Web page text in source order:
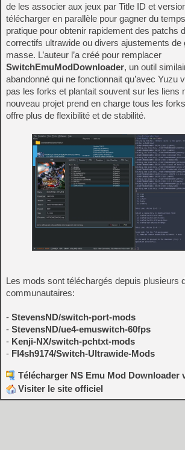
de les associer aux jeux par Title ID et
télécharger en parallèle pour gagner du
pratique pour obtenir rapidement des patchs
correctifs ultrawide ou divers ajustements de
masse. L’auteur l’a créé pour remplacer
SwitchEmuModDownloader, un outil
abandonné qui ne fonctionnait qu’avec Yuzu
pas les forks et plantait souvent sur les liens
nouveau projet prend en charge tous les
offre plus de flexibilité et de stabilité.
Les mods sont téléchargés depuis plusieurs
communautaires:
- StevensND/switch-port-mods
- StevensND/ue4-emuswitch-60fps
- Kenji-NX/switch-pchtxt-mods
- Fl4sh9174/Switch-Ultrawide-Mods
Télécharger NS Emu Mod Downloader
Visiter le site officiel